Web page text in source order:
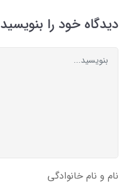
دیدگاه خود را بنویسید
نام و نام خانوادگی